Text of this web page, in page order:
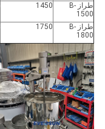
طراز B-
1500
1450
طراز B-
1800
1750